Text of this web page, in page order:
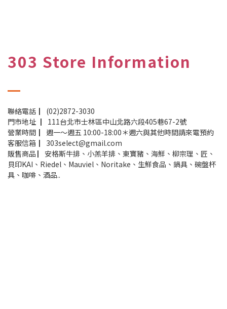
303 Store Information
聯絡電話 ▏(02)2872-3030
門市地址 ▏111台北市士林區中山北路六段405巷67-2號
營業時間 ▏週一～週五 10:00-18:00＊週六與其他時間請來電預約
客服信箱 ▏303select@gmail.com
販售商品 ▏安格斯牛排、小羔羊排、東寶豬、海鮮、柳宗理、匠、
貝印KAI、Riedel、Mauviel、Noritake、生鮮食品、鍋具、碗盤杯
具、咖啡、酒品..